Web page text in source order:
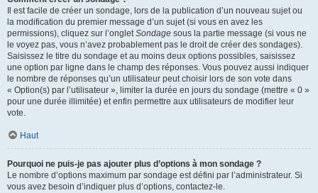
Il est facile de créer un sondage, lors de la publication d’un nouveau sujet ou
la modification du premier message d’un sujet (si vous en avez les
permissions), cliquez sur l’ongletSondage sous la partie message (si vous ne
le voyez pas, vous n’avez probablement pas le droit de créer des sondages).
Saisissez le titre du sondage et au moins deux options possibles, saisissez
une option par ligne dans le champ des réponses. Vous pouvez aussi indiquer
le nombre de réponses qu’un utilisateur peut choisir lors de son vote dans
« Option(s) par l’utilisateur », limiter la durée en jours du sondage (mettre « 0 »
pour une durée illimitée) et enfin permettre aux utilisateurs de modifier leur
vote.
Haut
Pourquoi ne puis-je pas ajouter plus d’options à mon sondage ?
Le nombre d’options maximum par sondage est défini par l’administrateur. Si
vous avez besoin d’indiquer plus d’options, contactez-le.